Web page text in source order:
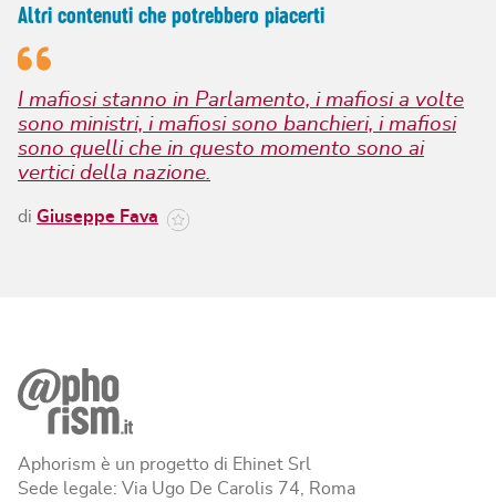
Altri contenuti che potrebbero piacerti
I mafiosi stanno in Parlamento, i mafiosi a volte
sono ministri, i mafiosi sono banchieri, i mafiosi
sono quelli che in questo momento sono ai
vertici della nazione.
di Giuseppe Fava
Aphorism è un progetto di Ehinet Srl
Sede legale: Via Ugo De Carolis 74, Roma